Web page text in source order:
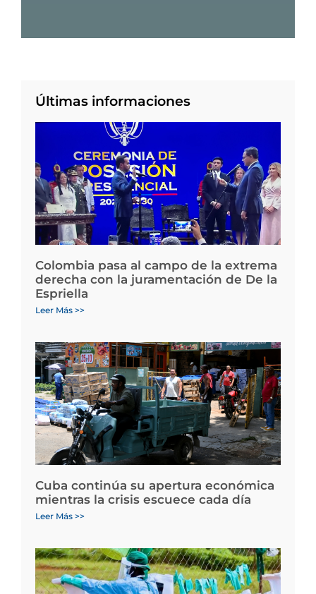
Últimas informaciones
Colombia pasa al campo de la extrema
derecha con la juramentación de De la
Espriella
Leer Más >>
Cuba continúa su apertura económica
mientras la crisis escuece cada día
Leer Más >>